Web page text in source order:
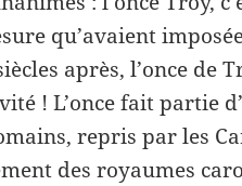
qu’avaient
après, l’once de
! L’once fait partie
repris par les
des royaumes